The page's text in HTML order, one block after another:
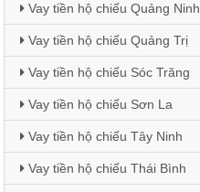
Vay tiền hộ chiếu Quảng Ninh
Vay tiền hộ chiếu Quảng Trị
Vay tiền hộ chiếu Sóc Trăng
Vay tiền hộ chiếu Sơn La
Vay tiền hộ chiếu Tây Ninh
Vay tiền hộ chiếu Thái Bình